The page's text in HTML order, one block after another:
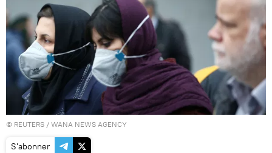
© REUTERS / WANA NEWS AGENCY
S'abonner